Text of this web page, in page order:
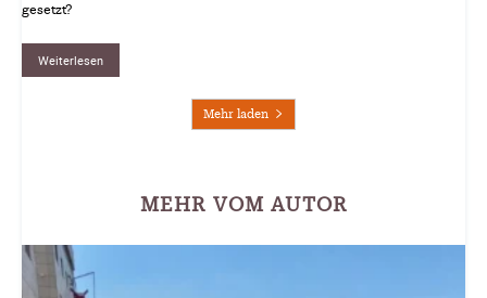
gesetzt?
Weiterlesen
Mehr laden
MEHR VOM AUTOR